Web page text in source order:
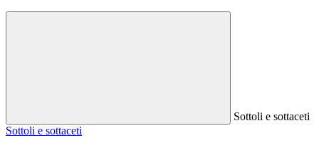
Sottoli e sottaceti
Sottoli e sottaceti